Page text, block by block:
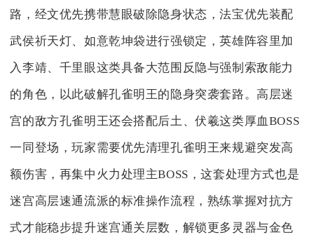
路，经文优先携带慧眼破除隐身状态，法宝优先装配
武侯祈天灯、如意乾坤袋进行强锁定，英雄阵容里加
入李靖、千里眼这类具备大范围反隐与强制索敌能力
的角色，以此破解孔雀明王的隐身突袭套路。高层迷
宫的敌方孔雀明王还会搭配后土、伏羲这类厚血BOSS
一同登场，玩家需要优先清理孔雀明王来规避突发高
额伤害，再集中火力处理主BOSS，这套处理方式也是
迷宫高层速通流派的标准操作流程，熟练掌握对抗方
式才能稳步提升迷宫通关层数，解锁更多灵器与金色